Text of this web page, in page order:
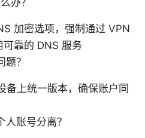
加密选项，强制通过 VPN
靠的 DNS 服务
？
备上统一版本，确保账户同
账号分离？